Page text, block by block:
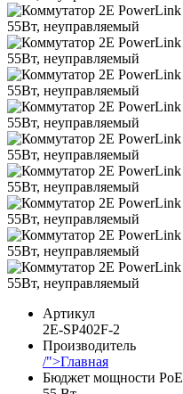
Артикул
2E-SP402F-2
Производитель
/">Главная
Бюджет мощности PoE